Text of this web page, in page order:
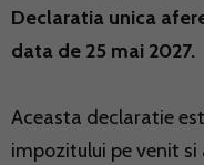
Declaratia unica
data de 25 mai 2027.
Aceasta declaratie
impozitului pe venit